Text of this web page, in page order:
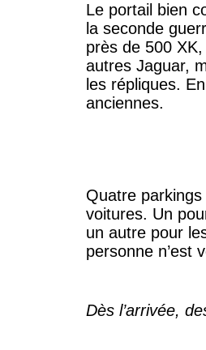
Le portail bien
la seconde
près de 500
autres Jaguar,
les répliques.
anciennes.
Quatre
voitures. Un
un autre pour
personne n’est
Dès l’arrivée,